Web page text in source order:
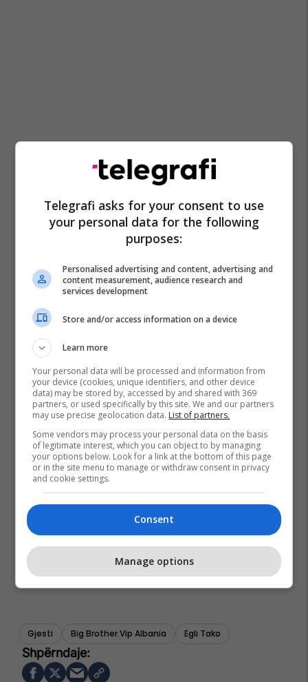
Gjesti Big Brother Vip Albania Egli Tako
Telegrafi asks for your consent to use
your personal data for the following
purposes:
Personalised advertising and content, advertising and
content measurement, audience research and
services development
Store and/or access information on a device
Learn more
Your personal data will be processed and information from
your device (cookies, unique identifiers, and other device
data) may be stored by, accessed by and shared with 369
partners, or used specifically by this site. We and our partners
may use precise geolocation data. List of partners.
Some vendors may process your personal data on the basis
of legitimate interest, which you can object to by managing
your options below. Look for a link at the bottom of this page
or in the site menu to manage or withdraw consent in privacy
and cookie settings.
Consent
Manage options